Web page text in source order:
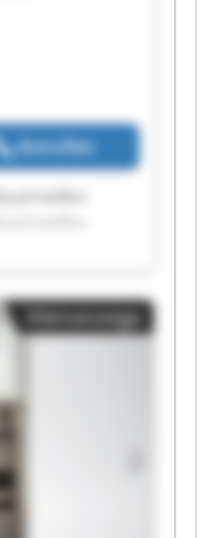
Anrufen
Kleinanzeige